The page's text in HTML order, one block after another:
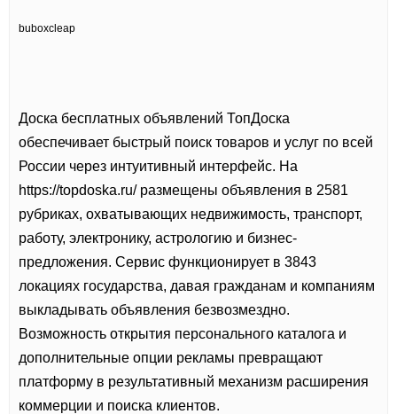
buboxcleap
Доска бесплатных объявлений ТопДоска
обеспечивает быстрый поиск товаров и услуг по всей
России через интуитивный интерфейс. На
https://topdoska.ru/ размещены объявления в 2581
рубриках, охватывающих недвижимость, транспорт,
работу, электронику, астрологию и бизнес-
предложения. Сервис функционирует в 3843
локациях государства, давая гражданам и компаниям
выкладывать объявления безвозмездно.
Возможность открытия персонального каталога и
дополнительные опции рекламы превращают
платформу в результативный механизм расширения
коммерции и поиска клиентов.